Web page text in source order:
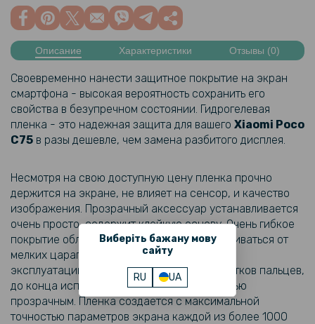
Виберіть бажану мову
сайту
RU UA
169 грн
279 грн
Redmi Note 12 Turbo
549 грн
424 грн
499 грн
Матовый чехол - накладка Magsafe TPU+PC для Xiaomi Poco F6 /
Redmi Turbo 3
254 грн
299 грн
Описание Характеристики Отзывы (0)
Своевременно нанести защитное покрытие на экран
смартфона - высокая вероятность сохранить его
свойства в безупречном состоянии. Гидрогелевая
пленка - это надежная защита для вашего Xiaomi Poco
C75​ в разы дешевле, чем замена разбитого дисплея.
Несмотря на свою доступную цену пленка прочно
держится на экране, не влияет на сенсор, и качество
изображения. Прозрачный аксессуар устанавливается
очень просто, содержит клейкую основу. Очень гибкое
покрытие обладает способностью разглаживаться от
мелких царапин, что увеличивает его срок
эксплуатации. Снижает количество отпечатков пальцев,
до конца использования остается полностью
прозрачным. Пленка создается с максимальной
точностью параметров экрана каждой из более 1000